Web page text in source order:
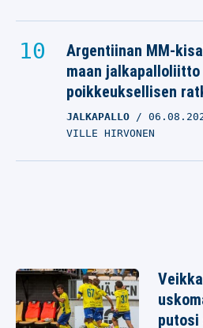
Argentiinan MM-
maan
poikkeuksellisen
JALKAPALLO
VILLE HIRVONEN
putosi